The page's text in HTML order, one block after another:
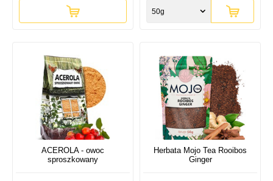
50g
ACEROLA - owoc
sproszkowany
Herbata Mojo Tea Rooibos
Ginger